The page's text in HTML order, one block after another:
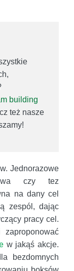
building
też nasze
Jednorazowe
czy tez
na dany cel
zespól, dając
pracy cel.
w jakąś akcje.
bezdomnych